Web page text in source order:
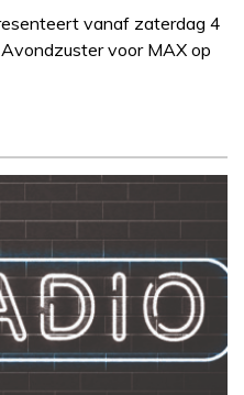
vanaf zaterdag 4
voor MAX op